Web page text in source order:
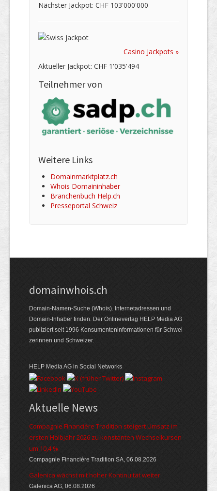
Nächster Jackpot: CHF 103'000'000
Casino Jackpots »
Aktueller Jackpot: CHF 1'035'494
Teilnehmer von
Weitere Links
Domainmarktplatz.ch
Whois Domaininhaber
Branchenbuch Help.ch
Presseportal Schweiz
domainwhois.ch
Domain-Namen-Suche (Whois). Internet­adressen und
Domain-Inhaber finden. Der Online­verlag HELP Media AG
publiziert seit 1996 Konsumenten­informationen für Schwei­
zerinnen und Schweizer.
HELP Media AG in Social Networks
Aktuelle News
Compagnie Financière Tradition steigert Umsatz im
ersten Halbjahr 2026 zu konstanten Wechselkursen
um 10,4 %
Compagnie Financière Tradition SA, 06.08.2026
Galenica wächst mit hoher Kontinuität weiter
Galenica AG, 06.08.2026